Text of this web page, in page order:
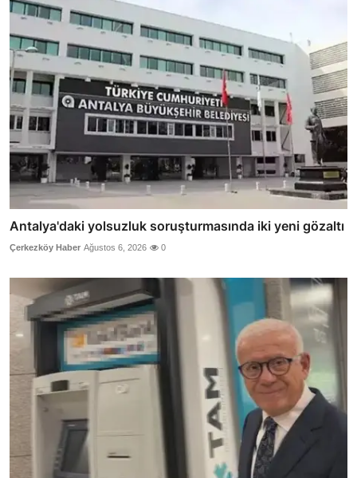
Antalya'daki yolsuzluk soruşturmasında iki yeni gözaltı
Çerkezköy Haber Ağustos 6, 2026 0